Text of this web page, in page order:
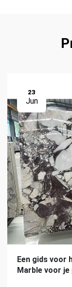
23
Jun
Een gids voor
Marble voor